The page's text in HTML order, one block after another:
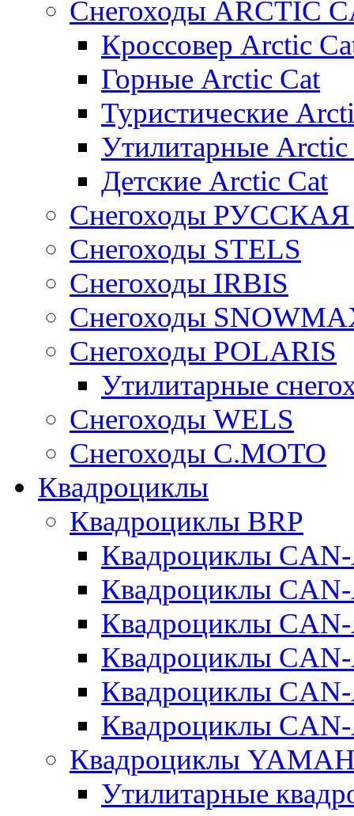
Снегоходы ARCTIC
Кроссовер Arctic
Горные Arctic Cat
Туристические
Утилитарные
Детские Arctic Cat
Снегоходы
Снегоходы STELS
Снегоходы IRBIS
Снегоходы
Снегоходы POLARIS
Утилитарные
Cнегоходы WELS
Снегоходы C.MOTO
Квадроциклы
Квадроциклы BRP
Квадроциклы
Квадроциклы
Квадроциклы
Квадроциклы
Квадроциклы
Квадроциклы
Квадроциклы
Утилитарные